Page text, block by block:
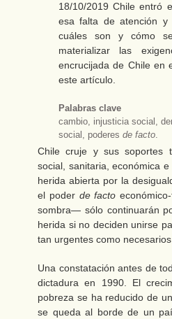
18/10/2019 Chile entró
esa falta de atención
cuáles son y cómo
materializar las
encrucijada de Chile en
este artículo.
Palabras clave
cambio, injusticia social,
social, poderes de facto.
Chile cruje y sus soportes
social, sanitaria, económica
herida abierta por la
el poder de facto
sombra― sólo continuarán
herida si no deciden unirse
tan urgentes como
Una constatación antes de
dictadura en 1990. El
pobreza se ha reducido de
se queda al borde de un